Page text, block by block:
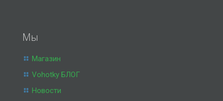
Мы
Магазин
Vohotky БЛОГ
Новости